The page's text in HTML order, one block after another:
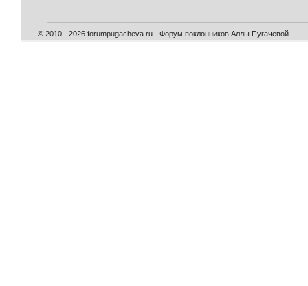
© 2010 - 2026 forumpugacheva.ru - Форум поклонников Аллы Пугачевой